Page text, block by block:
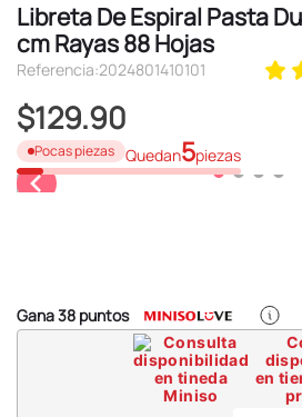
Libreta De Espiral Pasta
cm Rayas 88 Hojas
Referencia:2024801410101
$129.90
Pocas piezas Quedan5piezas
Gana38 puntos
en
1.
hello kitty
2 .
spiderman
4
osito cariñosito
5.
blind box
9.
chiikawas